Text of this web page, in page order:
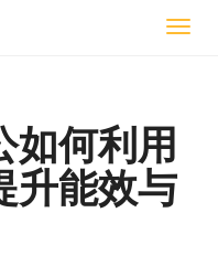
切
如何利用
升能效与